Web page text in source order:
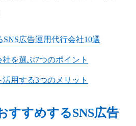
広告運用代行会社10選
を選ぶ7つのポイント
用する3つのメリット
すすめするSNS広告